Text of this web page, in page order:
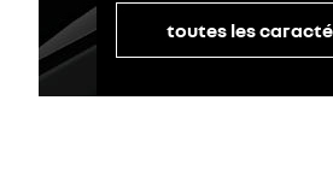
toutes les